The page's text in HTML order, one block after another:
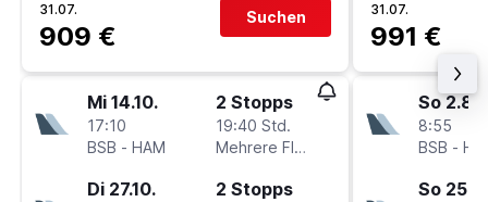
31.07.
909 €
Suchen
Mi 14.10.
17:10
BSB - HAM
2 Stopps
19:40 Std.
Mehrere Fluglinien
Di 27.10. 2 Stopps
31.07.
991 €
So 2.8.
8:55
BSB -
So